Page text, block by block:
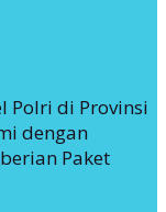
Polri di Provinsi
dengan
Paket